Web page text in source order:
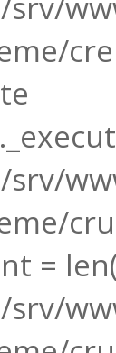
srv/
=
srv/